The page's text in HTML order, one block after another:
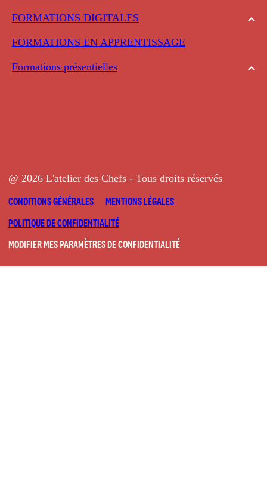
FORMATIONS DIGITALES
FORMATIONS EN APPRENTISSAGE
Formations présentielles
@ 2026 L'atelier des Chefs - Tous droits réservés
CONDITIONS GÉNÉRALES
MENTIONS LÉGALES
POLITIQUE DE CONFIDENTIALITÉ
MODIFIER MES PARAMÈTRES DE CONFIDENTIALITÉ